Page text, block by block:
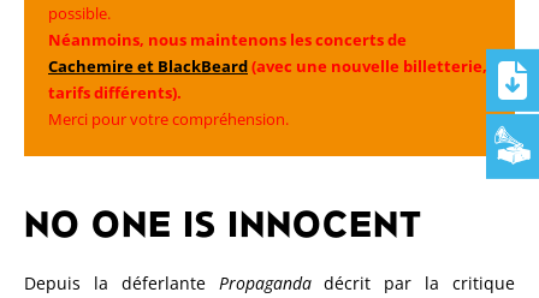
possible.
Néanmoins, nous maintenons les concerts de
Cachemire et BlackBeard(avec une nouvelle billetterie,
tarifs différents).
Merci pour votre compréhension.
NO ONE IS INNOCENT
Depuis la déferlantePropagandadécrit par la critique